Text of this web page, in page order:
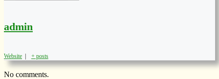
admin
Website | + posts
No comments.